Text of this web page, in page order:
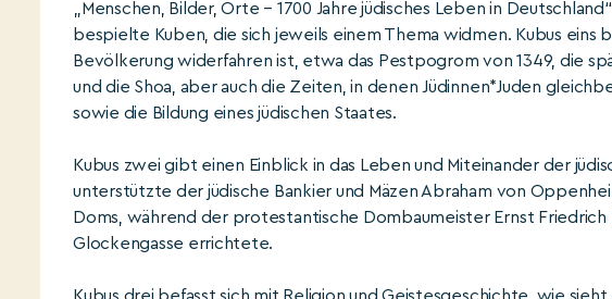
„Menschen, Bilder, Orte – 1700 Jahre jüdisches Leben in
bespielte Kuben, die sich jeweils einem Thema widmen. Kubus eins
Bevölkerung widerfahren ist, etwa das Pestpogrom von 1349, die
und die Shoa, aber auch die Zeiten, in denen Jüdinnen*Juden
sowie die Bildung eines jüdischen Staates.
Kubus zwei gibt einen Einblick in das Leben und Miteinander der
unterstützte der jüdische Bankier und Mäzen Abraham von
Doms, während der protestantische Dombaumeister Ernst
Glockengasse errichtete.